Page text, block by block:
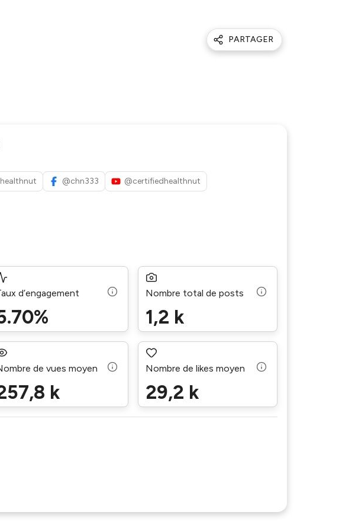
PARTAGER
@chn333
@certifiedhealthnut
d’engagement Nombre total de posts
1,2 k
de vues moyen
k
Nombre de likes moyen
29,2 k